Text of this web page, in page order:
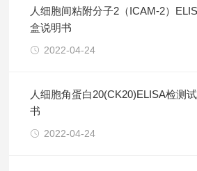
人细胞间粘附分子2（ICAM-2）
盒说明书
2022-04-24
人细胞角蛋白20(CK20)ELISA检测
书
2022-04-24